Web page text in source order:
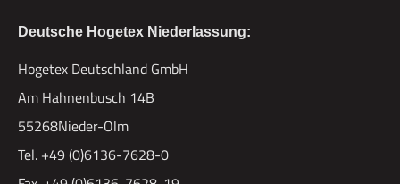
Deutsche Hogetex Niederlassung:
Hogetex Deutschland GmbH
Am Hahnenbusch 14B
55268Nieder-Olm
Tel. +49 (0)6136-7628-0